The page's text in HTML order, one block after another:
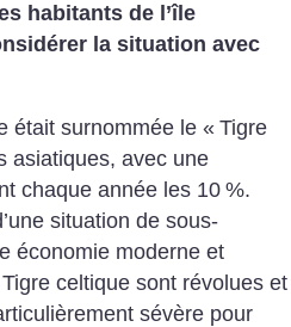
habitants de l’île
la situation avec
était surnommée le « Tigre
asiatiques, avec une
chaque année les 10 %.
situation de sous-
économie moderne et
celtique sont révolues et
sévère pour